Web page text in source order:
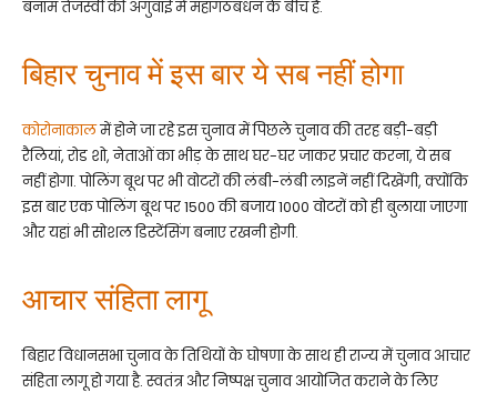
बनाम तेजस्वी की अगुवाई में महागठबंधन के बीच है.
बिहार चुनाव में इस बार ये सब नहीं होगा
कोरोनाकालमें होने जा रहे इस चुनाव में पिछले चुनाव की तरह बड़ी-बड़ी
रैलियां, रोड शो, नेताओं का भीड़ के साथ घर-घर जाकर प्रचार करना, ये सब
नहीं होगा. पोलिंग बूथ पर भी वोटरों की लंबी-लंबी लाइनें नहीं दिखेंगी, क्योंकि
इस बार एक पोलिंग बूथ पर 1500 की बजाय 1000 वोटरों को ही बुलाया जाएगा
और यहां भी सोशल डिस्टेंसिंग बनाए रखनी होगी.
आचार संहिता लागू
बिहार विधानसभा चुनाव के तिथियों के घोषणा के साथ ही राज्य में चुनाव आचार
संहिता लागू हो गया है. स्वतंत्र और निष्पक्ष चुनाव आयोजित कराने के लिए